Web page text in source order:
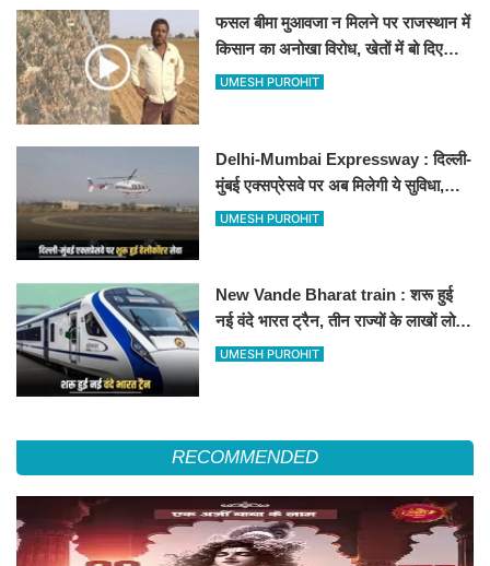
फसल बीमा मुआवजा न मिलने पर राजस्थान में
किसान का अनोखा विरोध, खेतों में बो दिए
500-500 रुपए के नोट, वीडियो वायरल
UMESH PUROHIT
Delhi-Mumbai Expressway : दिल्ली-
मुंबई एक्सप्रेसवे पर अब मिलेगी ये सुविधा,
हेलीकॉप्टर सर्विस से तुरंत घायल पहुंचेगा
UMESH PUROHIT
New Vande Bharat train : शरू हुई
नई वंदे भारत ट्रैन, तीन राज्यों के लाखों लोगों
का सफर होगा आसान, देखें पूरा रूटमैप
UMESH PUROHIT
RECOMMENDED